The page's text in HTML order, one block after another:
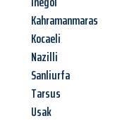
Kahramanmaras
Kocaeli
Nazilli
Sanliurfa
Tarsus
Usak